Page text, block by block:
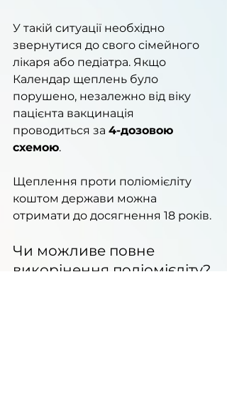
У такій ситуації необхідно
звернутися до свого сімейного
лікаря або педіатра. Якщо
Календар щеплень було
порушено, незалежно від віку
пацієнта вакцинація
проводиться за 4-дозовою
схемою.
Щеплення проти поліомієліту
коштом держави можна
отримати до досягнення 18 років.
Чи можливе повне
викорінення поліомієліту?